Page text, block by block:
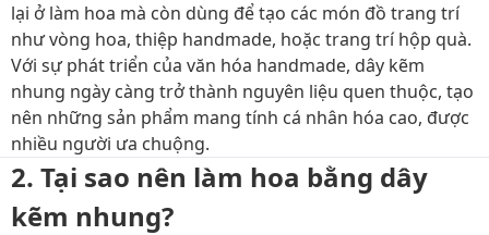
lại ở làm hoa mà còn dùng để tạo các món đồ trang trí
như vòng hoa, thiệp handmade, hoặc trang trí hộp quà.
Với sự phát triển của văn hóa handmade, dây kẽm
nhung ngày càng trở thành nguyên liệu quen thuộc, tạo
nên những sản phẩm mang tính cá nhân hóa cao, được
nhiều người ưa chuộng.
2. Tại sao nên làm hoa bằng dây
kẽm nhung?